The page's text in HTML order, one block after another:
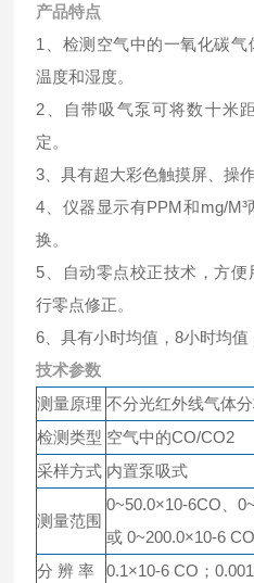
产品特点
1、检测空气中的一氧化碳
温度和湿度。
2、自带吸气泵可将数十米
定。
3、具有超大彩色触摸屏、操
4、仪器显示有PPM和mg/
换。
5、自动零点校正技术，方
行零点修正。
6、具有小时均值，8小时均
技术参数
测量原理 不分光红外线气体
检测类型 空气中的CO/CO2
采样方式 内置泵吸式
测量范围
0~50.0×10-6CO、
或 0~200.0×10-6
分 辨 率
0.1×10-6 CO；